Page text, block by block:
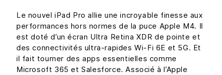
Le nouvel iPad Pro allie une incroyable finesse aux
performances hors normes de la puce Apple M4. Il
est doté d’un écran Ultra Retina XDR de pointe et
des connectivités ultra-rapides Wi-Fi 6E et 5G. Et
il fait tourner des apps essentielles comme
Microsoft 365 et Salesforce. Associé à l’Apple